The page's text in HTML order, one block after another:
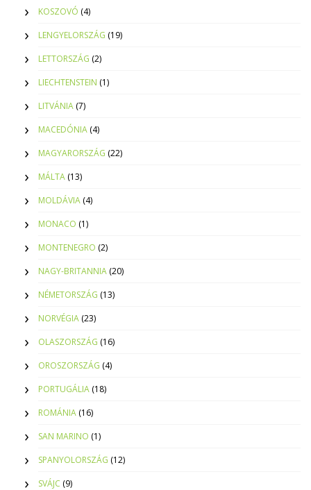
KOSZOVÓ (4)
LENGYELORSZÁG (19)
LETTORSZÁG (2)
LIECHTENSTEIN (1)
LITVÁNIA (7)
MACEDÓNIA (4)
MAGYARORSZÁG (22)
MÁLTA (13)
MOLDÁVIA (4)
MONACO (1)
MONTENEGRO (2)
NAGY-BRITANNIA (20)
NÉMETORSZÁG (13)
NORVÉGIA (23)
OLASZORSZÁG (16)
OROSZORSZÁG (4)
PORTUGÁLIA (18)
ROMÁNIA (16)
SAN MARINO (1)
SPANYOLORSZÁG (12)
SVÁJC (9)